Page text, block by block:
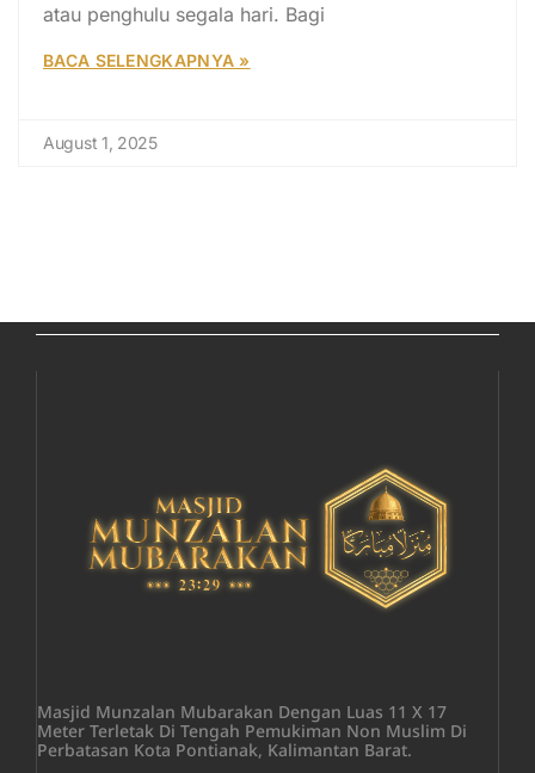
atau penghulu segala hari. Bagi
BACA SELENGKAPNYA »
August 1, 2025
Masjid Munzalan Mubarakan Dengan Luas 11 X 17
Meter Terletak Di Tengah Pemukiman Non Muslim Di
Perbatasan Kota Pontianak, Kalimantan Barat.